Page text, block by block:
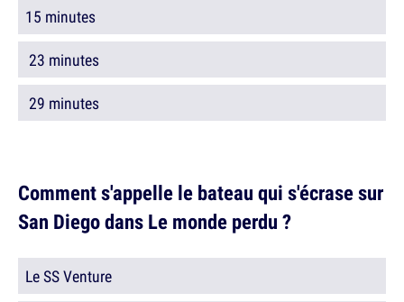
15 minutes
23 minutes
29 minutes
Comment s'appelle le bateau qui s'écrase sur
San Diego dans Le monde perdu ?
Le SS Venture